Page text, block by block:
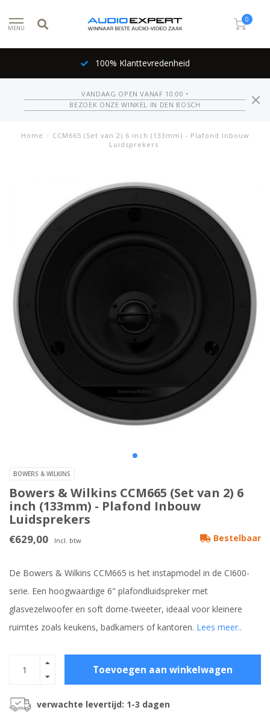
MENU
0
100% Klanttevredenheid
VANDAAG OPEN VANAF 10:00 •
BEZOEK ONZE WINKEL IN DEN BOSCH
Home / CCM665 (Set van 2) 6 inch (133mm) - Plafond Inbouw
Luidsprekers
BOWERS & WILKINS
Bowers & Wilkins CCM665 (Set van 2) 6
inch (133mm) - Plafond Inbouw
Luidsprekers
€629,00 Incl. btw Bestelbaar
De Bowers & Wilkins CCM665 is het instapmodel in de CI600-
serie. Een hoogwaardige 6" plafondluidspreker met
glasvezelwoofer en soft dome-tweeter, ideaal voor kleinere
ruimtes zoals keukens, badkamers of kantoren. Lees meer..
Toevoegen aan winkelwagen
verwachte levertijd: 1-3 dagen